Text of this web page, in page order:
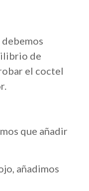
de
el coctel
que añadir
añadimos